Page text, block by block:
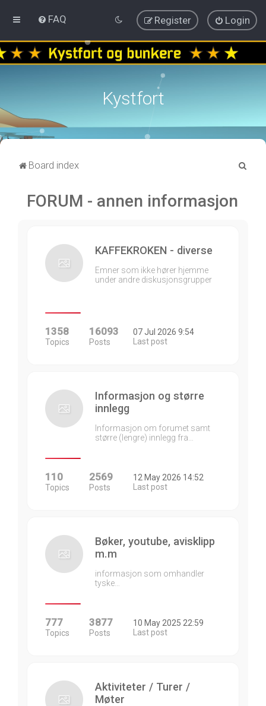
FAQ Login
Register
Kystfort
Board index
FORUM - annen informasjon
KAFFEKROKEN - diverse
Emner som ikke hører hjemme
under andre diskusjonsgrupper
1358
Topics
16093
Posts
07 Jul 2026 9:54
Last post
Informasjon og større
innlegg
Informasjon om forumet samt
større (lengre) innlegg fra…
110
Topics
2569
Posts
12 May 2026 14:52
Last post
Bøker, youtube, avisklipp
m.m
informasjon som omhandler
tyske…
777
Topics
3877
Posts
10 May 2025 22:59
Last post
Aktiviteter / Turer /
Møter